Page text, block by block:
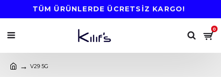
TÜM ÜRÜNLERDE ÜCRETSİZ KARGO!
0
V29 5G